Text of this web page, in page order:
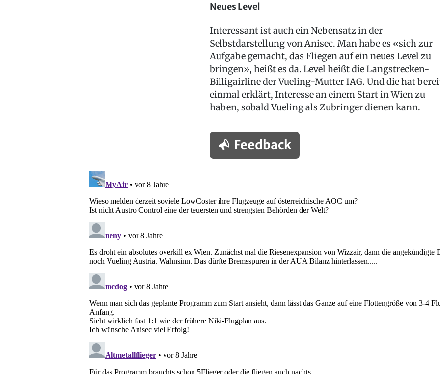
Neues Level
Interessant ist auch ein Nebensatz in der
Selbstdarstellung von Anisec. Man habe es «sich zur
Aufgabe gemacht, das Fliegen auf ein neues Level zu
bringen», heißt es da. Level heißt die Langstrecken-
Billigairline der Vueling-Mutter IAG. Und die hat
einmal erklärt, Interesse an einem Start in Wien zu
haben, sobald Vueling als Zubringer dienen kann.
Feedback